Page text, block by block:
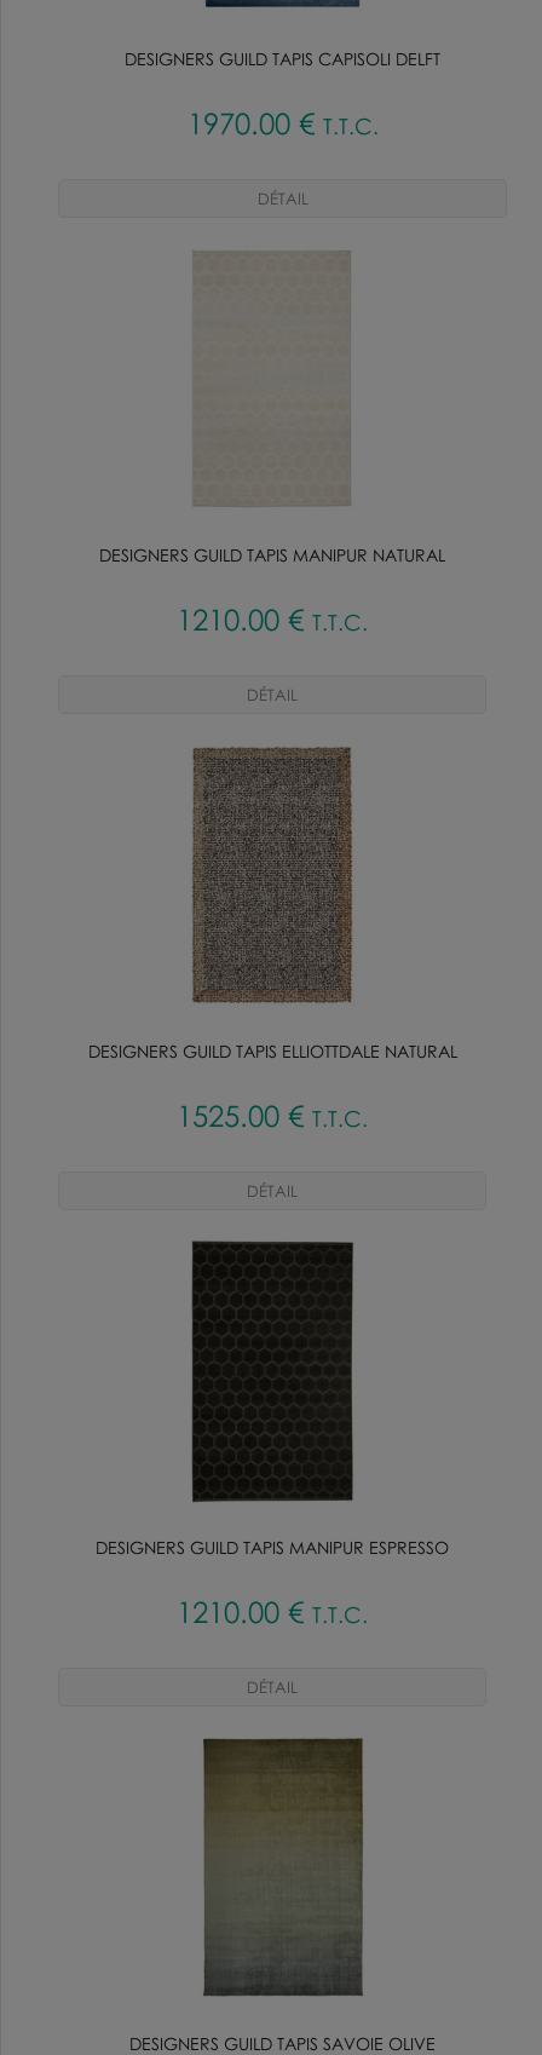
DESIGNERS GUILD TAPIS CAPISOLI DELFT
1970.00 € T.T.C.
DESIGNERS GUILD TAPIS MANIPUR NATURAL
1210.00 € T.T.C.
DESIGNERS GUILD TAPIS ELLIOTTDALE NATURAL
1525.00 € T.T.C.
DESIGNERS GUILD TAPIS MANIPUR ESPRESSO
1210.00 € T.T.C.
DESIGNERS GUILD TAPIS SAVOIE OLIVE